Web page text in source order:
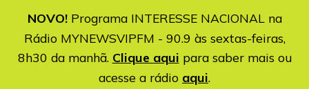
NOVO!Programa INTERESSE NACIONAL na
Rádio MYNEWSVIPFM - 90.9 às sextas-feiras,
8h30 da manhã. Clique aqui para saber mais ou
acesse a rádio aqui.